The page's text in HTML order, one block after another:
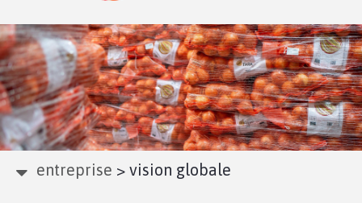
entreprise > vision globale